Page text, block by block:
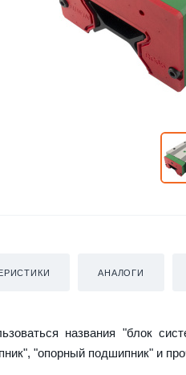
АНАЛОГИ
названия "блок
"опорный подшипник" и